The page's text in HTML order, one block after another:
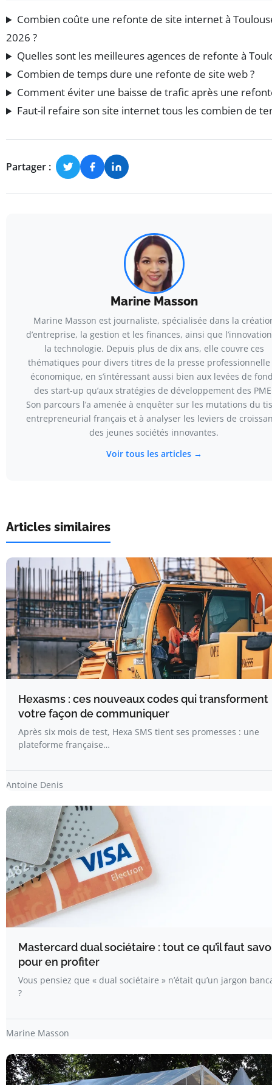
Combien coûte une refonte de site internet à
2026 ?
Quelles sont les meilleures agences de refonte à
Combien de temps dure une refonte de site web ?
Comment éviter une baisse de trafic après une
Faut-il refaire son site internet tous les combien de
Partager :
Marine Masson
Marine Masson est journaliste, spécialisée dans la
d’entreprise, la gestion et les finances, ainsi que
la technologie. Depuis plus de dix ans, elle couvre ces
thématiques pour divers titres de la presse professionnelle
économique, en s’intéressant aussi bien aux levées de
des start-up qu’aux stratégies de développement des
Son parcours l’a amenée à enquêter sur les mutations du
entrepreneurial français et à analyser les leviers de
des jeunes sociétés innovantes.
Voir tous les articles →
Articles similaires
Hexasms : ces nouveaux codes qui transforment
votre façon de communiquer
Après six mois de test, Hexa SMS tient ses promesses : une
plateforme française…
Antoine Denis
Mastercard dual sociétaire : tout ce qu’il faut
pour en profiter
Vous pensiez que « dual sociétaire » n’était qu’un jargon
?
Marine Masson